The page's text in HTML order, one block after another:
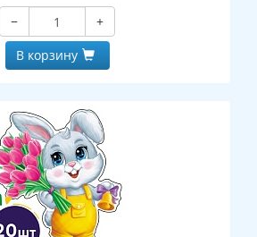
−
+
В корзину